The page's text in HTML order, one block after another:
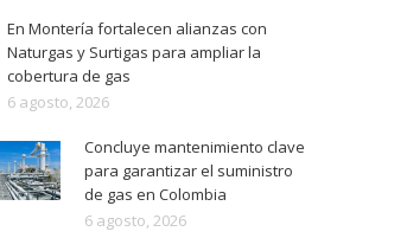
En Montería fortalecen alianzas con
Naturgas y Surtigas para ampliar la
cobertura de gas
6 agosto, 2026
Concluye mantenimiento clave
para garantizar el suministro
de gas en Colombia
6 agosto, 2026